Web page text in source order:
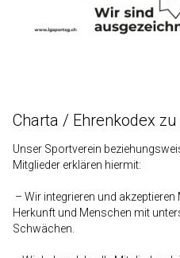
Charta / Ehrenkodex zu
Unser Sportverein
Mitglieder erklären hiermit:
– Wir integrieren und
Herkunft und Menschen mit
Schwächen.